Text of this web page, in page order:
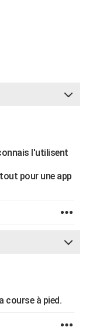
l'utilisent
pour une app
course à pied.